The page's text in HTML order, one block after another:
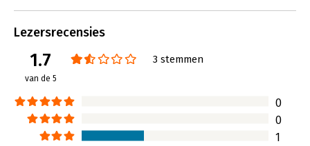
precies op het goede moment.
Lezersrecensies
1.7
van de 5
3 stemmen
0
0
1